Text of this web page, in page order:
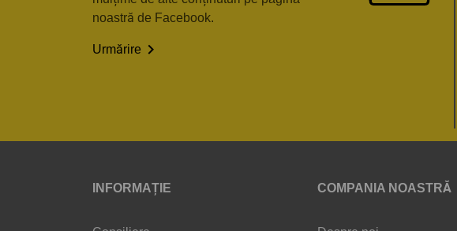
noastră de Facebook.
Urmărire 
INFORMAȚIE COMPANIA NOASTRĂ